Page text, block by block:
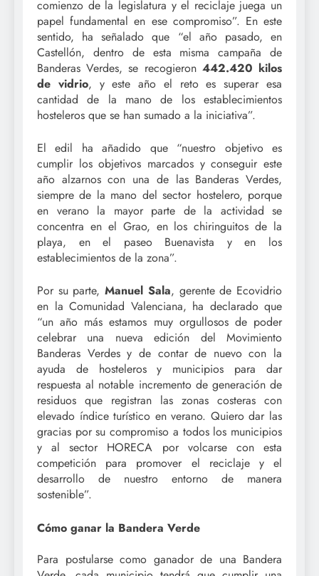
comienzo de la legislatura y el reciclaje juega un
papel fundamental en ese compromiso”. En este
sentido, ha señalado que “el año pasado, en
Castellón, dentro de esta misma campaña de
Banderas Verdes, se recogieron 442.420 kilos
de vidrio, y este año el reto es superar esa
cantidad de la mano de los establecimientos
hosteleros que se han sumado a la iniciativa”.
El edil ha añadido que “nuestro objetivo es
cumplir los objetivos marcados y conseguir este
año alzarnos con una de las Banderas Verdes,
siempre de la mano del sector hostelero, porque
en verano la mayor parte de la actividad se
concentra en el Grao, en los chiringuitos de la
playa, en el paseo Buenavista y en los
establecimientos de la zona”.
Por su parte,Manuel Sala, gerente de Ecovidrio
en la Comunidad Valenciana, ha declarado que
“un año más estamos muy orgullosos de poder
celebrar una nueva edición del Movimiento
Banderas Verdes y de contar de nuevo con la
ayuda de hosteleros y municipios para dar
respuesta al notable incremento de generación de
residuos que registran las zonas costeras con
elevado índice turístico en verano. Quiero dar las
gracias por su compromiso a todos los municipios
y al sector HORECA por volcarse con esta
competición para promover el reciclaje y el
desarrollo de nuestro entorno de manera
sostenible”.
Cómo ganar la Bandera Verde
Para postularse como ganador de una Bandera